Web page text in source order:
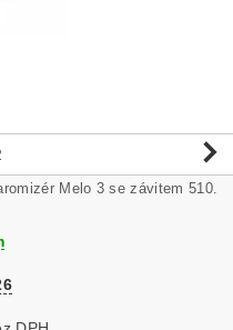
Melo 3 se závitem 510.